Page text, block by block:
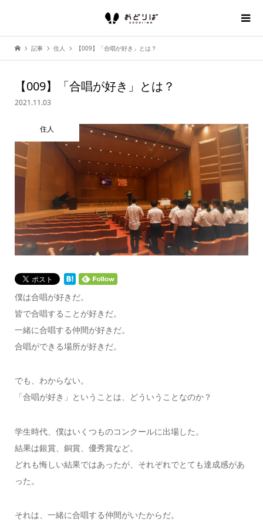
記事 住人 【009】「合唱が好き」とは？
【009】「合唱が好き」とは？
2021.11.03
住人
僕は合唱が好きだ。
皆で合唱することが好きだ。
一緒に合唱する仲間が好きだ。
合唱ができる場所が好きだ。
でも、わからない。
「合唱が好き」ということは、どういうことなのか？
学生時代、僕はいくつものコンクールに出場した。
結果は銀賞、銅賞、優秀賞など。
どれも悔しい結果ではあったが、それぞれでとても達成感があ
った。
それは、一緒に合唱する仲間がいたからだ。